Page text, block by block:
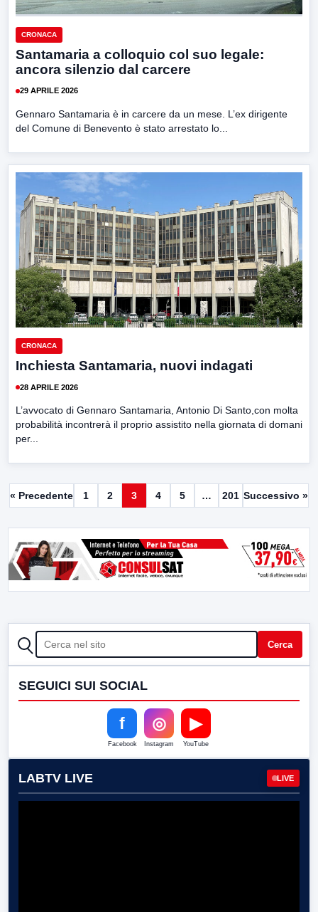
CRONACA
Santamaria a colloquio col suo legale:
ancora silenzio dal carcere
29 APRILE 2026
Gennaro Santamaria è in carcere da un mese. L’ex dirigente
del Comune di Benevento è stato arrestato lo...
CRONACA
Inchiesta Santamaria, nuovi indagati
28 APRILE 2026
L’avvocato di Gennaro Santamaria, Antonio Di Santo,con molta
probabilità incontrerà il proprio assistito nella giornata di domani
per...
« Precedente 1 2 3 4 5 … 201 Successivo »
CERCA Cerca
SEGUICI SUI SOCIAL
f
Facebook
◎
Instagram
▶
YouTube
LABTV LIVE LIVE